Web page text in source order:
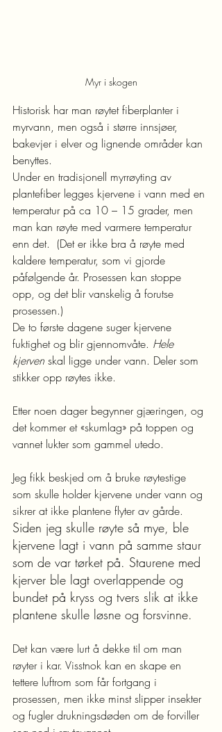
Myr i skogen
Historisk har man røytet fiberplanter i
myrvann, men også i større innsjøer,
bakevjer i elver og lignende områder kan
benyttes.
Under en tradisjonell myrrøyting av
plantefiber legges kjervene i vann med en
temperatur på ca 10 – 15 grader, men
man kan røyte med varmere temperatur
enn det.  (Det er ikke bra å røyte med
kaldere temperatur, som vi gjorde
påfølgende år. Prosessen kan stoppe
opp, og det blir vanskelig å forutse
prosessen.)
De to første dagene suger kjervene
fuktighet og blir gjennomvåte. Hele
kjerven skal ligge under vann. Deler som
stikker opp røytes ikke.
Etter noen dager begynner gjæringen, og
det kommer et «skumlag» på toppen og
vannet lukter som gammel utedo.
Jeg fikk beskjed om å bruke røytestige
som skulle holder kjervene under vann og
sikrer at ikke plantene flyter av gårde.
Siden jeg skulle røyte så mye, ble
kjervene lagt i vann på samme staur
som de var tørket på. Staurene med
kjerver ble lagt overlappende og
bundet på kryss og tvers slik at ikke
plantene skulle løsne og forsvinne.
Det kan være lurt å dekke til om man
røyter i kar. Visstnok kan en skape en
tettere luftrom som får fortgang i
prosessen, men ikke minst slipper insekter
og fugler drukningsdøden om de forviller